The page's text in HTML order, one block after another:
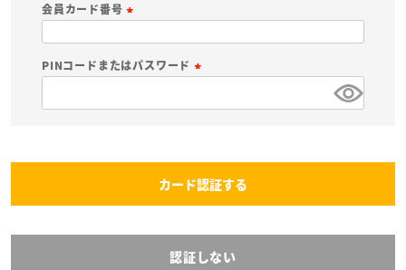
会員カード番号
必
須
PINコードまたはパスワード
)
カード認証する
認証しない